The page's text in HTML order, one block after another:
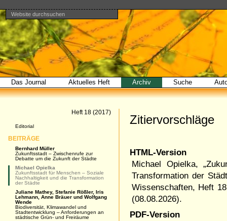
Direkt
zum
Inhalt
|
Direkt
zur
Navigation
Benutzerspezifische
Werkzeuge
Website durchsuchen
Erweiterte
Suche…
Bereiche
Das Journal Aktuelles Heft Archiv Suche
Zitiervorschläge
HTML-Version
Michael Opielka,
Transformation der
Wissenschaften, Heft 18
(08.08.2026).
PDF-Version
Heft 18 (2017)
Editorial
BEITRÄGE
Bernhard Müller
Zukunftsstadt – Zwischenrufe zur
Debatte um die Zukunft der Städte
Michael Opielka
Zukunftsstadt für Menschen – Soziale
Nachhaltigkeit und die Transformation
der Städte
Juliane Mathey, Stefanie Rößler, Iris
Lehmann, Anne Bräuer und Wolfgang
Wende
Biodiversität, Klimawandel und
Stadtentwicklung – Anforderungen an
städtische Grün- und Freiräume